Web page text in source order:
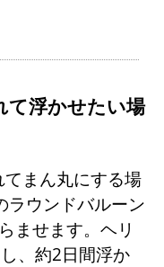
て浮かせたい場
まん丸にする場
ラウンドバルーン
ませます。ヘリ
、約2日間浮か